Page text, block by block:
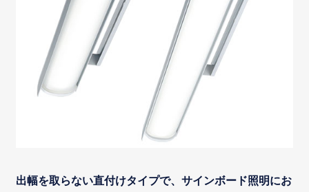
出幅を取らない直付けタイプで、サインボード照明にお